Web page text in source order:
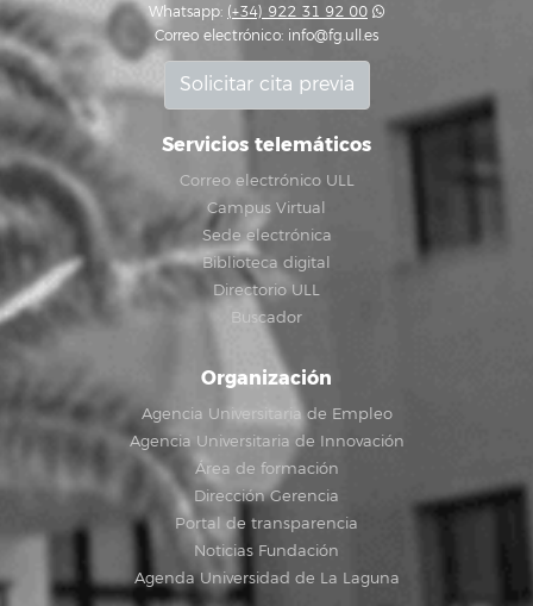
Whatsapp: (+34) 922 31 92 00
Correo electrónico: info@fg.ull.es
Solicitar cita previa
Servicios telemáticos
Correo electrónico ULL
Campus Virtual
Sede electrónica
Biblioteca digital
Directorio ULL
Buscador
Organización
Agencia Universitaria de Empleo
Agencia Universitaria de Innovación
Área de formación
Dirección Gerencia
Portal de transparencia
Noticias Fundación
Agenda Universidad de La Laguna